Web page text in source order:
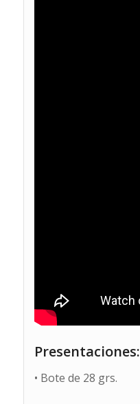
Presentaciones:
• Bote de 28 grs.